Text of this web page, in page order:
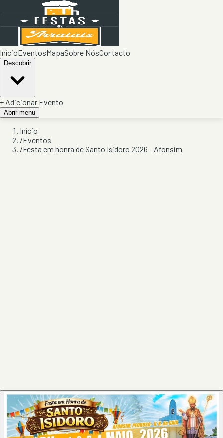
InícioEventosMapaSobre NósContacto
Descobrir
+ Adicionar Evento
Abrir menu
Início
/Eventos
/Festa em honra de Santo Isidoro 2026 - Afonsim